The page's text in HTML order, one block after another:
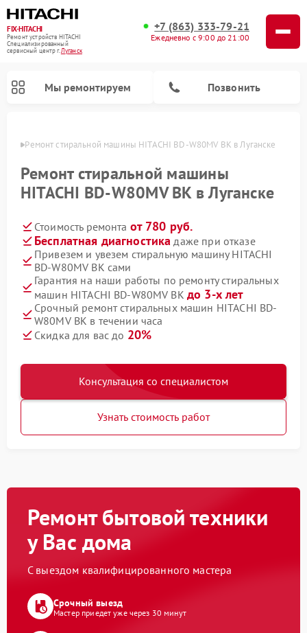
FIX-HITACHI
Ремонт устройств HITACHI
Специализированный
cервисный центр г.Луганск
+7 (863) 333-79-21
Ежедневно с 9:00 до 21:00
Мы ремонтируем Позвонить
Ремонт стиральной машины HITACHI BD-W80MV BK в Луганске
Ремонт стиральной машины
HITACHI BD-W80MV BK в Луганске
Стоимость ремонта от 780 руб.
Бесплатная диагностика даже при отказе
Привезем и увезем стиральную машину HITACHI
BD-W80MV BK сами
Гарантия на наши работы по ремонту стиральных
машин HITACHI BD-W80MV BK до 3-х лет
Срочный ремонт стиральных машин HITACHI BD-
W80MV BK в течении часа
Скидка для вас до 20%
Консультация со специалистом
Узнать стоимость работ
Ремонт бытовой техники
у Вас дома
С выездом квалифицированного мастера
Срочный выезд
Мастер приедет уже через 30 минут